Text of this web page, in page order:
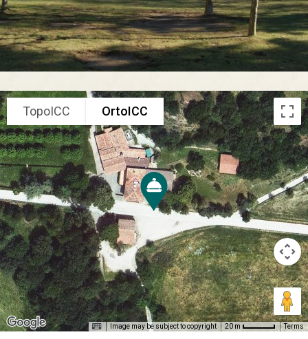
TopoICC OrtoICC
Image may be subject to copyright 20 m Terms